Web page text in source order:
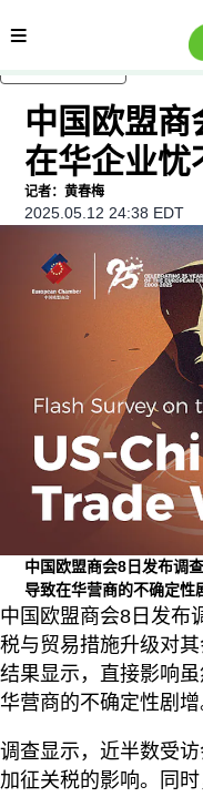
内容分类
中国欧盟
在华企业忧
记者：黄春梅
2025.05.12 24:38 EDT
中国欧盟商会8日发布调
导致在华营商的不确定性
中国欧盟商会8日发布
税与贸易措施升级对
结果显示，直接影响
华营商的不确定性剧增
调查显示，近半数受
加征关税的影响。同